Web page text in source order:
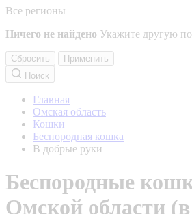
Все регионы
Ничего не найдено Укажите другую
Сбросить
Применить
Поиск
Главная
Омская область
Кошки
Беспородная кошка
В добрые руки
Беспородные
Омской области